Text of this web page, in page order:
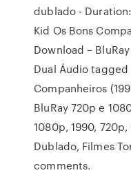
dublado -
Kid Os Bons
Download –
Dual Áudio tagged
Companheiros
BluRay 720p e
1080p, 1990,
Dublado, Filmes
comments.